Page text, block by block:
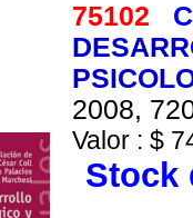
75102
2008,
Valor : $
Stock